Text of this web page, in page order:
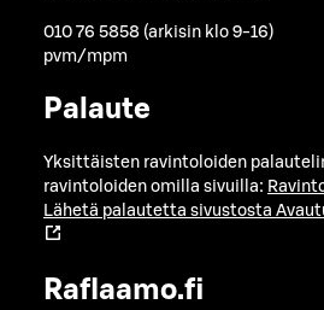
010 76 5858 (arkisin klo 9-16)
pvm/mpm
Palaute
Yksittäisten ravintoloiden
ravintoloiden omilla sivuilla:
Lähetä palautetta sivustosta
Raflaamo.fi